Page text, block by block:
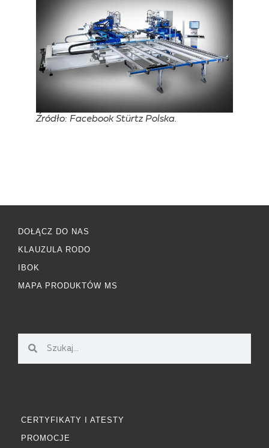
Źródło: Facebook Stürtz Polska.
DOŁĄCZ DO NAS
KLAUZULA RODO
IBOK
MAPA PRODUKTÓW MS
CERTYFIKATY I ATESTY
PROMOCJE